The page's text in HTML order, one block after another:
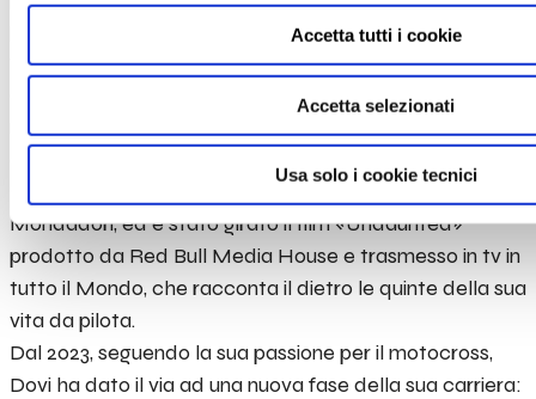
Accetta tutti i cookie
Accetta selezionati
Usa solo i cookie tecnici
portando la bandiera italiana sul podio mondiale per 103
volte. Nel 2022 annuncia il suo ritiro dal mondo racing e,
durante il GP del Mugello dell’anno successivo, viene
nominato ’MotoGP Legend’, entrando a far parte
tempi. Su di lui è stato scritto il libro «Asfalto», edito da
Mondadori, ed è stato girato il film «Undaunted»
prodotto da Red Bull Media House e trasmesso in tv in
tutto il Mondo, che racconta il dietro le quinte della sua
vita da pilota.
Dal 2023, seguendo la sua passione per il motocross,
Dovi ha dato il via ad una nuova fase della sua carriera: